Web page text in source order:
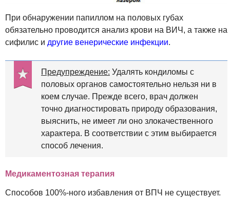
При обнаружении папиллом на половых губах
обязательно проводится анализ крови на ВИЧ, а также на
сифилис и другие венерические инфекции.
Предупреждение: Удалять кондиломы с
половых органов самостоятельно нельзя ни в
коем случае. Прежде всего, врач должен
точно диагностировать природу образования,
выяснить, не имеет ли оно злокачественного
характера. В соответствии с этим выбирается
способ лечения.
Медикаментозная терапия
Способов 100%-ного избавления от ВПЧ не существует.